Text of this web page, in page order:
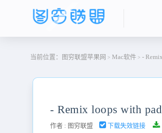
当前位置： 图穷联盟苹果网 > Mac软件 > -
- Remix loops with
作者 : 图穷联盟 下载失效链接